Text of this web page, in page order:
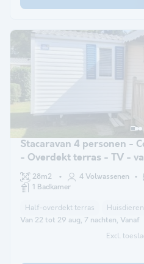
Stacaravan 4 personen -
- Overdekt terras - TV -
28m2 4 Volwassenen
1 Badkamer
Half-overdekt terras
Van 22 tot 29 aug, 7 nachten, Vanaf
Excl.